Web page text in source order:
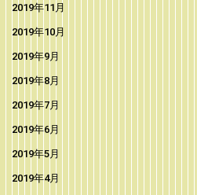
2019年11月
2019年10月
2019年9月
2019年8月
2019年7月
2019年6月
2019年5月
2019年4月